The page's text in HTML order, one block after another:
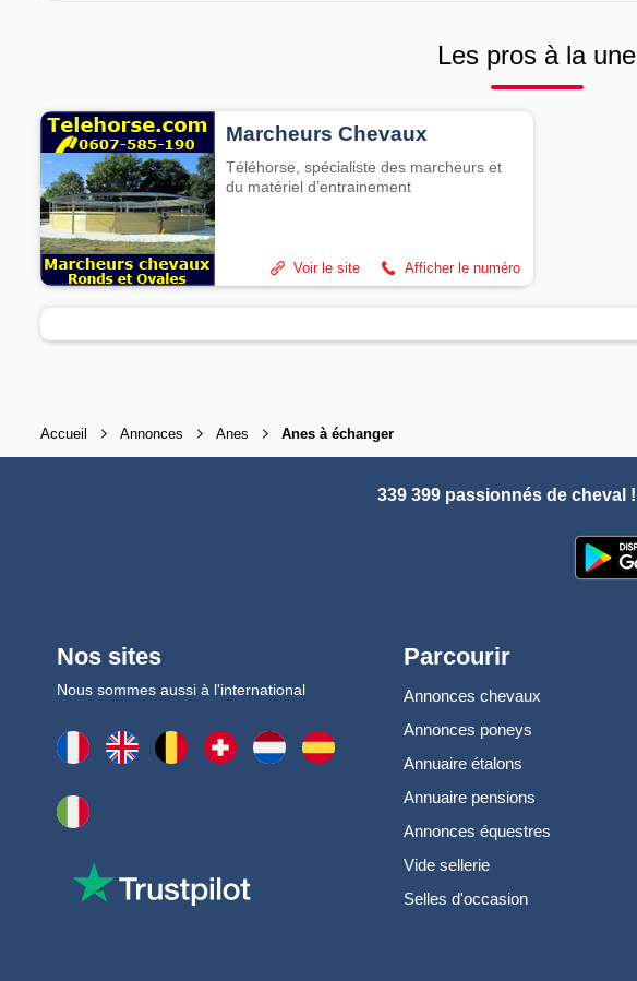
Les pros à la une
Marcheurs Chevaux
Téléhorse, spécialiste des marcheurs et
du matériel d’entrainement
Afficher le numéro
Voir le site
Accueil Annonces Anes Anes à échanger
339 399 passionnés de cheval !
Nos sites
Nous sommes aussi à l'international
Parcourir
Annonces chevaux
Annonces poneys
Annuaire étalons
Annuaire pensions
Annonces équestres
Vide sellerie
Selles d'occasion